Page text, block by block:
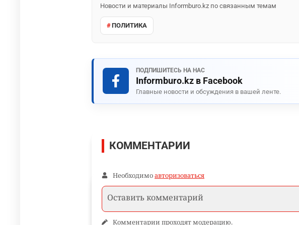
Новости и материалы Informburo.kz по связанным темам
ПОЛИТИКА
ПОДПИШИТЕСЬ НА НАС
Informburo.kz в Facebook
Главные новости и обсуждения в вашей ленте.
КОММЕНТАРИИ
Необходимоавторизоваться
Комментарии проходят модерацию.